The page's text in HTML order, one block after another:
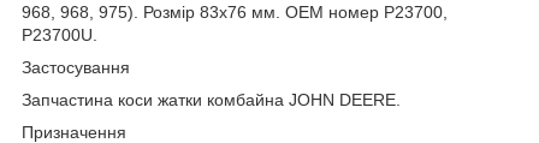
968, 968, 975). Розмір 83х76 мм. ОЕМ номер P23700,
P23700U.
Застосування
Запчастина коси жатки комбайна JOHN DEERE.
Призначення